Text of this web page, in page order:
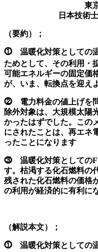
東
日本技術
（要約）；
⓵ 温暖化対策としての
ためとして、その利用・
可能エネルギーの固定価
が、いま、転換点を迎え
⓶ 電力料金の値上げを
除外対象は、大規模太陽
かったはずでした。この
にされたことは、再エネ
ったことになります
⓷ 温暖化対策としての
す。枯渇する化石燃料の
残された化石燃料の価格
の利用が経済的に有利に
（解説本文）；
⓵ 温暖化対策としての